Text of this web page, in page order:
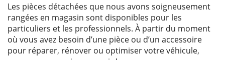
Les pièces détachées que nous avons soigneusement
rangées en magasin sont disponibles pour les
particuliers et les professionnels. À partir du moment
où vous avez besoin d’une pièce ou d’un accessoire
pour réparer, rénover ou optimiser votre véhicule,